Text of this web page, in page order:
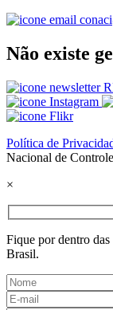
Não existe
Política de
Nacional de
×
Fique por dentro
Brasil.